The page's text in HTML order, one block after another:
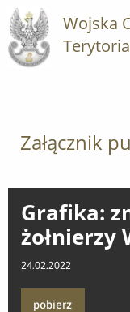
Wojska
Załącznik
Grafika:
żołnierzy
24.02.2022
pobierz